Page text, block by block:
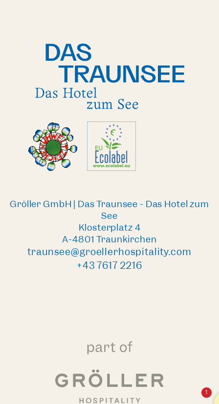
Gröller GmbH | Das Traunsee - Das Hotel zum
See
Klosterplatz 4
A-4801 Traunkirchen
traunsee@groellerhospitality.com
+43 7617 2216
1